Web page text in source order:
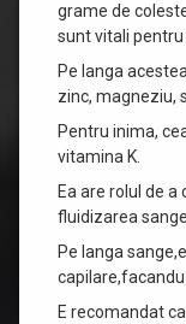
grame de
sunt vitali pentru
Pe langa
zinc, magneziu,
Pentru inima,
vitamina K.
Ea are rolul de
fluidizarea
Pe langa
E recomandat